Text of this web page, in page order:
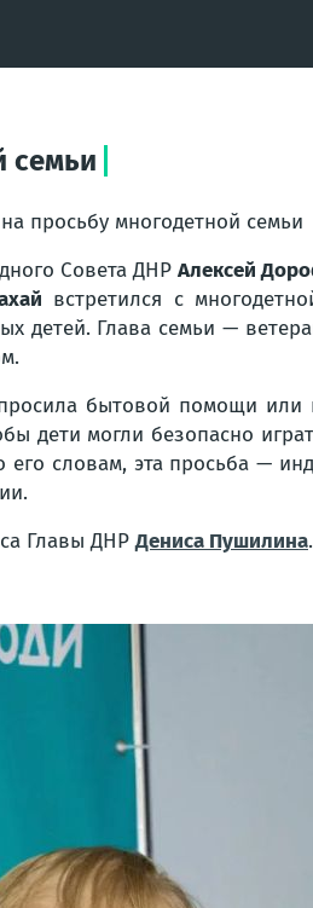
семьи
просьбу многодетной семьи
Совета ДНР Алексей
встретился с
детей. Глава семьи —
бытовой помощи или
дети могли безопасно
его словам, эта просьба —
Главы ДНРДениса Пушилина.